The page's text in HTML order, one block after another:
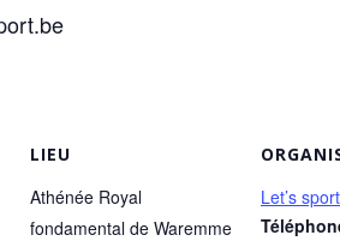
LIEU
Athénée Royal
fondamental de Waremme
Let’s sport